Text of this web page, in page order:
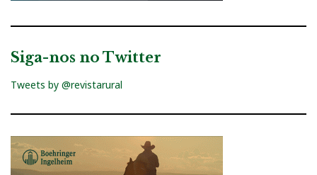
Siga-nos no Twitter
Tweets by @revistarural